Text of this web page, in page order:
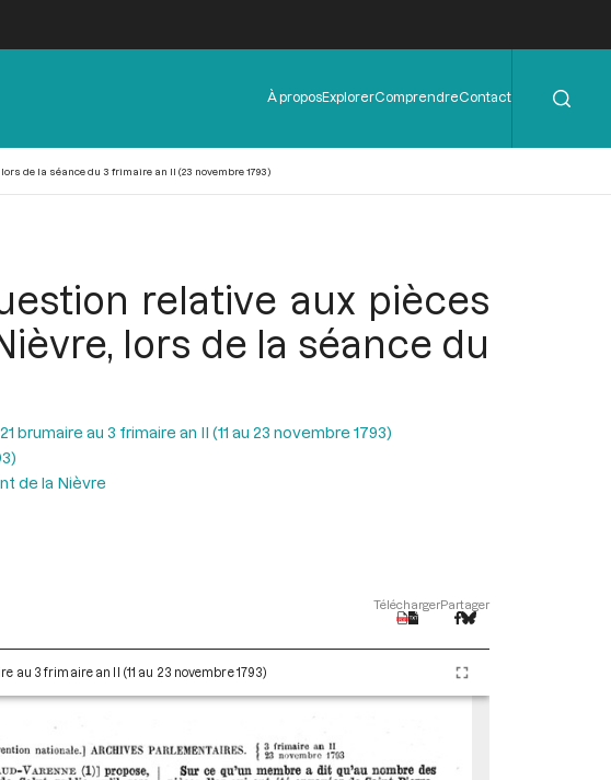
Menu
de
À proposExplorerComprendreContact
de la séance du 3 frimaire an II (23 novembre 1793)
relative aux pièces
lors de la séance du
brumaire au 3 frimaire an II (11 au 23 novembre 1793)
de la Nièvre
TéléchargerPartager
au 3 frimaire an II (11 au 23 novembre 1793)